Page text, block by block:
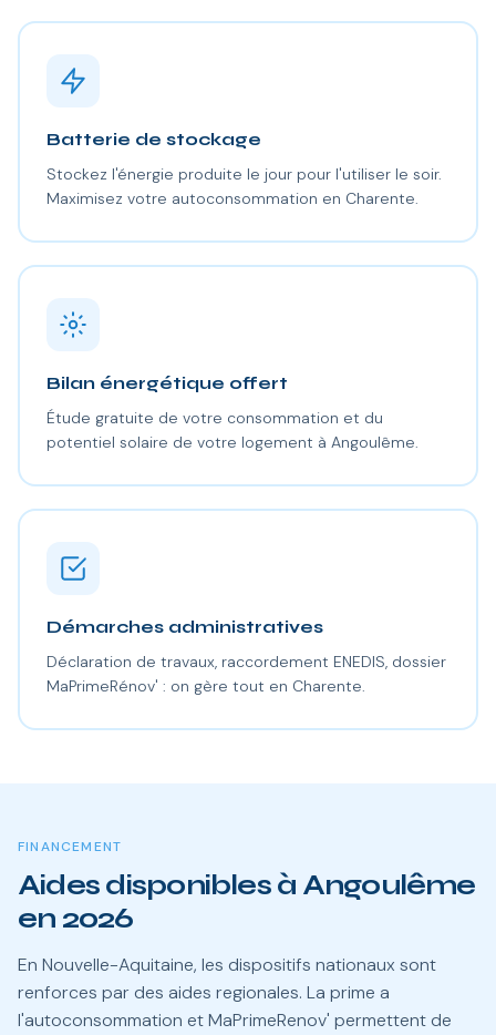
Batterie de stockage
Stockez l'énergie produite le jour pour l'utiliser le soir.
Maximisez votre autoconsommation en Charente.
Bilan énergétique offert
Étude gratuite de votre consommation et du
potentiel solaire de votre logement à Angoulême.
Démarches administratives
Déclaration de travaux, raccordement ENEDIS, dossier
MaPrimeRénov' : on gère tout en Charente.
FINANCEMENT
Aides disponibles à Angoulême
en 2026
En Nouvelle-Aquitaine, les dispositifs nationaux sont
renforces par des aides regionales. La prime a
l'autoconsommation et MaPrimeRenov' permettent de